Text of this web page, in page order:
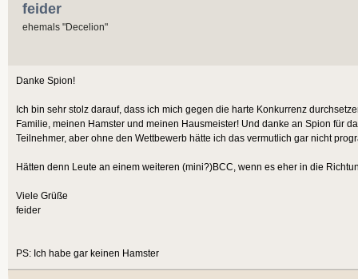
feider
ehemals "Decelion"
Danke Spion!
Ich bin sehr stolz darauf, dass ich mich gegen die harte Konkurrenz
Familie, meinen Hamster und meinen Hausmeister! Und danke an Spion für
Teilnehmer, aber ohne den Wettbewerb hätte ich das vermutlich gar nicht
Hätten denn Leute an einem weiteren (mini?)BCC, wenn es eher in die
Viele Grüße
feider
PS: Ich habe gar keinen Hamster